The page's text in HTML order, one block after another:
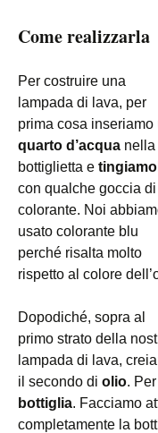
Come realizzarla
Per costruire una
lampada di lava, per
prima cosa inseriamo
quarto d’acqua nella
bottiglietta e
con qualche goccia di
colorante. Noi
usato colorante blu
perché risalta molto
rispetto al colore
Dopodiché, sopra al
primo strato della
lampada di lava,
il secondo di olio.
bottiglia. Facciamo
completamente la